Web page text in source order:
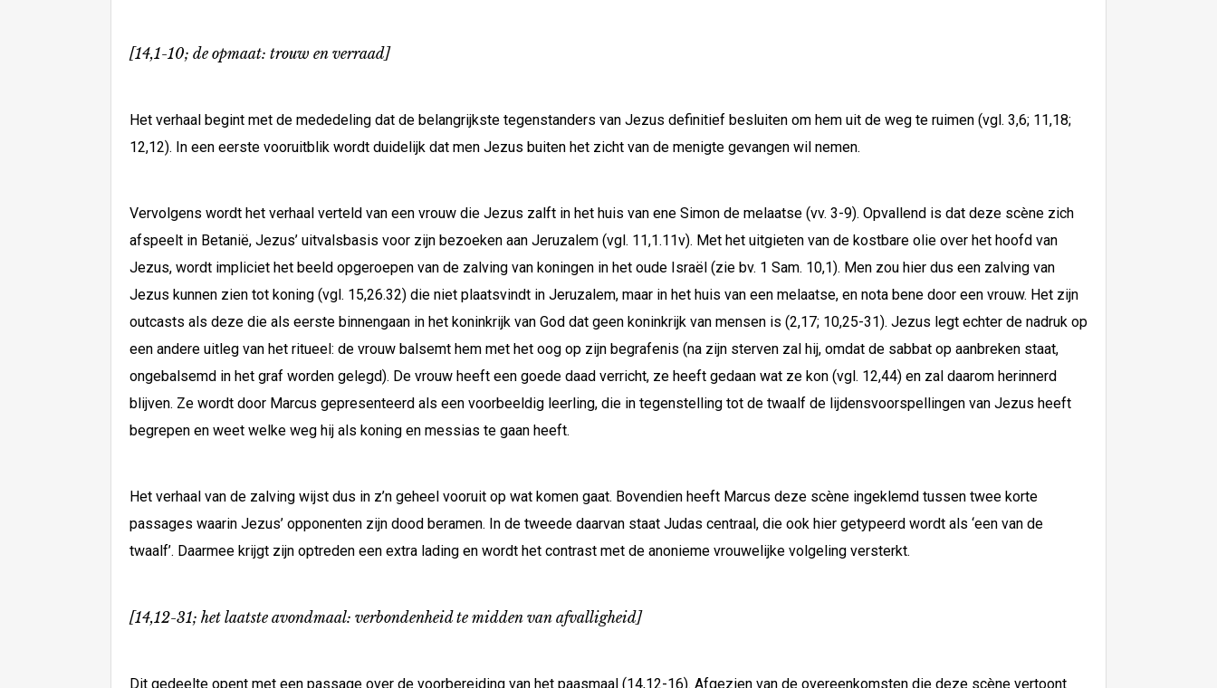
[14,1-10; de opmaat: trouw en verraad]
Het verhaal begint met de mededeling dat de belangrijkste tegenstanders van Jezus definitief besluiten om hem uit de weg te ruimen (vgl. 3,6; 11,18;
12,12). In een eerste vooruitblik wordt duidelijk dat men Jezus buiten het zicht van de menigte gevangen wil nemen.
Vervolgens wordt het verhaal verteld van een vrouw die Jezus zalft in het huis van ene Simon de melaatse (vv. 3-9). Opvallend is dat deze scène zich
afspeelt in Betanië, Jezus’ uitvalsbasis voor zijn bezoeken aan Jeruzalem (vgl. 11,1.11v). Met het uitgieten van de kostbare olie over het hoofd van
Jezus, wordt impliciet het beeld opgeroepen van de zalving van koningen in het oude Israël (zie bv. 1 Sam. 10,1). Men zou hier dus een zalving van
Jezus kunnen zien tot koning (vgl. 15,26.32) die niet plaatsvindt in Jeruzalem, maar in het huis van een melaatse, en nota bene door een vrouw. Het zijn
outcasts als deze die als eerste binnengaan in het koninkrijk van God dat geen koninkrijk van mensen is (2,17; 10,25-31). Jezus legt echter de nadruk op
een andere uitleg van het ritueel: de vrouw balsemt hem met het oog op zijn begrafenis (na zijn sterven zal hij, omdat de sabbat op aanbreken staat,
ongebalsemd in het graf worden gelegd). De vrouw heeft een goede daad verricht, ze heeft gedaan wat ze kon (vgl. 12,44) en zal daarom herinnerd
blijven. Ze wordt door Marcus gepresenteerd als een voorbeeldig leerling, die in tegenstelling tot de twaalf de lijdensvoorspellingen van Jezus heeft
begrepen en weet welke weg hij als koning en messias te gaan heeft.
Het verhaal van de zalving wijst dus in z’n geheel vooruit op wat komen gaat. Bovendien heeft Marcus deze scène ingeklemd tussen twee korte
passages waarin Jezus’ opponenten zijn dood beramen. In de tweede daarvan staat Judas centraal, die ook hier getypeerd wordt als ‘een van de
twaalf’. Daarmee krijgt zijn optreden een extra lading en wordt het contrast met de anonieme vrouwelijke volgeling versterkt.
[14,12-31; het laatste avondmaal: verbondenheid te midden van afvalligheid]
Dit gedeelte opent met een passage over de voorbereiding van het paasmaal (14,12-16). Afgezien van de overeenkomsten die deze scène vertoont